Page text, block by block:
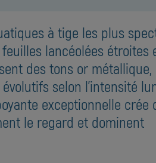
à tige les plus
lancéolées étroites
des tons or métallique,
selon l'intensité
exceptionnelle crée
le regard et dominent